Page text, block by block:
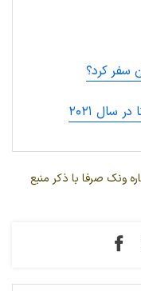
سفر کرد؟
سال ۲۰۲۱
ونک صرفا با ذکر منبع